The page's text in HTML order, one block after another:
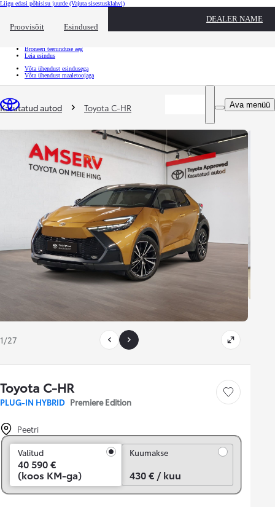
Liigu edasi põhisisu juurde (Vajuta sisestusklahvi)
Proovisõit Esindused
DEALER NAME
Kiirtee Klõpsa kiirtee ülekatte sulgemiseks
Broneeri teeninduse aeg
Leia esindus
Võta ühendust esindusega
Võta ühendust maaletoojaga
Ava menüü
Sina oled siin
Kasutatud autod Toyota C-HR
1/27
Toyota C-HR
PLUG-IN HYBRID Premiere Edition
Salvesta
Peetri
Valitud
40 590 €
(koos KM-ga)
Kuumakse
430 € / kuu